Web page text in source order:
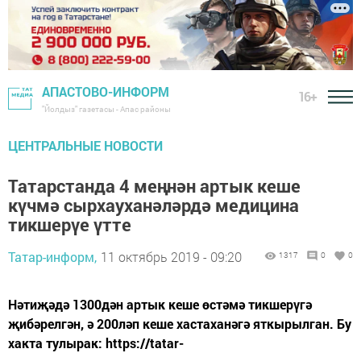
АПАСТОВО-ИНФОРМ
"Йолдыз" газетасы - Апас районы
16+
ЦЕНТРАЛЬНЫЕ НОВОСТИ
Татарстанда 4 меңнән артык кеше
күчмә сырхауханәләрдә медицина
тикшерүе үтте
Татар-информ, 11 октябрь 2019 - 09:20 1317 0 0
Нәтиҗәдә 1300дән артык кеше өстәмә тикшерүгә
җибәрелгән, ә 200ләп кеше хастаханәгә яткырылган. Бу
хакта тулырак: https://tatar-